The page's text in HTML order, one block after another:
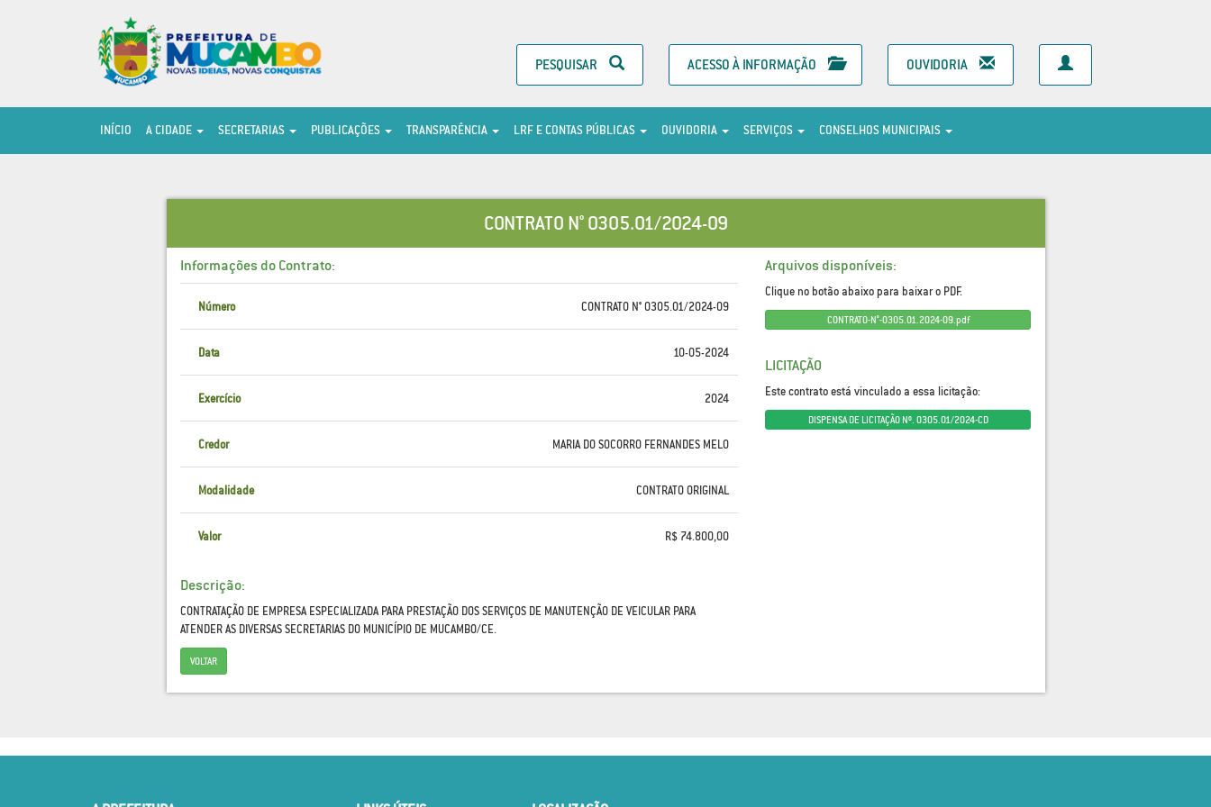
PESQUISAR ACESSO À INFORMAÇÃO OUVIDORIA
INÍCIO A CIDADE SECRETARIAS PUBLICAÇÕES TRANSPARÊNCIA LRF E CONTAS PÚBLICAS OUVIDORIA SERVIÇOS CONSELHOS MUNICIPAIS
CONTRATO N° 0305.01/2024-09
Informações do Contrato:
Número CONTRATO N° 0305.01/2024-09
Data 10-05-2024
Exercício 2024
Credor MARIA DO SOCORRO FERNANDES MELO
Modalidade CONTRATO ORIGINAL
Valor R$ 74.800,00
Descrição:
CONTRATAÇÃO DE EMPRESA ESPECIALIZADA PARA PRESTAÇÃO DOS SERVIÇOS DE MANUTENÇÃO DE VEICULAR PARA
ATENDER AS DIVERSAS SECRETARIAS DO MUNICÍPIO DE MUCAMBO/CE.
VOLTAR
Arquivos disponíveis:
Clique no botão abaixo para baixar o PDF.
CONTRATO-N°-0305.01.2024-09.pdf
LICITAÇÃO
Este contrato está vinculado a essa licitação:
DISPENSA DE LICITAÇÃO Nº. 0305.01/2024-CD